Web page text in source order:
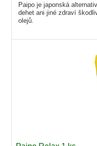
Paipo je japonská
dehet ani jiné zdraví
olejů.